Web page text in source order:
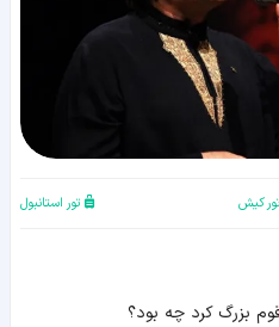
تور کیش تور استانبول
بزرگ کرد چه بود؟